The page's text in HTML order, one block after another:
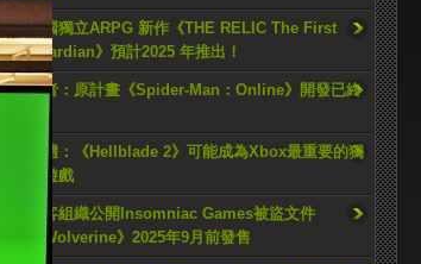
韓國獨立ARPG 新作《THE RELIC The First
Guardian》預計2025 年推出！
記者：原計畫《Spider-Man：Online》開發已終
媒體：《Hellblade 2》可能成為Xbox最重要的獨
佔遊戲
駭客組織公開Insomniac Games被盜文件
《Wolverine》2025年9月前發售